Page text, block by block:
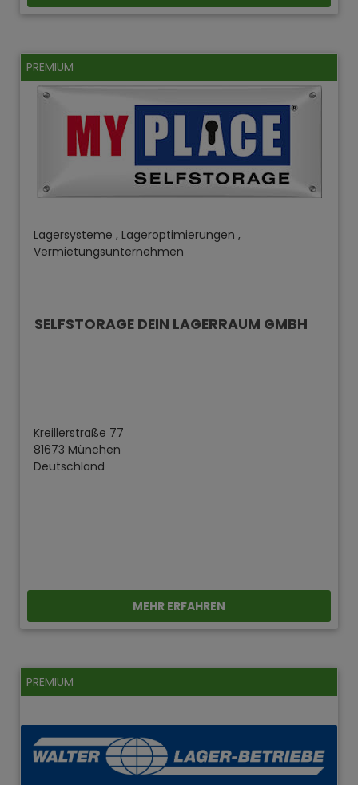
PREMIUM
Lagersysteme , Lageroptimierungen ,
Vermietungsunternehmen
SELFSTORAGE DEIN LAGERRAUM GMBH
Kreillerstraße 77
81673 München
Deutschland
MEHR ERFAHREN
PREMIUM